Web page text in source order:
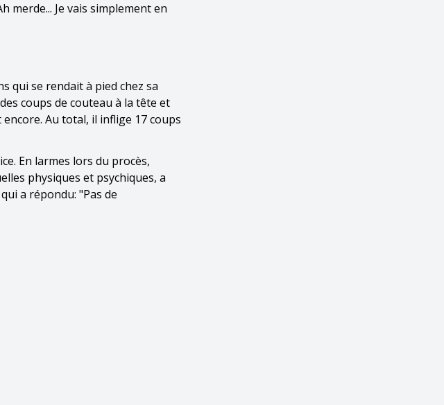
merde... Je vais simplement en
qui se rendait à pied chez sa
coups de couteau à la tête et
Au total, il inflige 17 coups
En larmes lors du procès,
physiques et psychiques, a
a répondu: "Pas de